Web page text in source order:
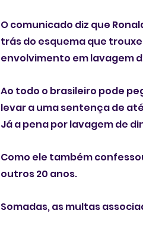
O comunicado diz que
trás do esquema que
envolvimento em lavagem
Ao todo o brasileiro pode
levar a uma sentença de
Já a pena por lavagem de
Como ele também
outros 20 anos.
Somadas, as multas